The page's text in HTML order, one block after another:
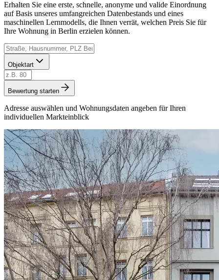
Erhalten Sie eine erste, schnelle, anonyme und valide Einordnung
auf Basis unseres umfangreichen Datenbestands und eines
maschinellen Lernmodells, die Ihnen verrät, welchen Preis Sie für
Ihre Wohnung in Berlin erzielen können.
Objektart
Bewertung starten
Adresse auswählen und Wohnungsdaten angeben für Ihren
individuellen Markteinblick